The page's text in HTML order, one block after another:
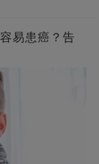
易患癌？告